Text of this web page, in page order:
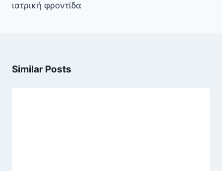
ιατρική φροντίδα
Similar Posts